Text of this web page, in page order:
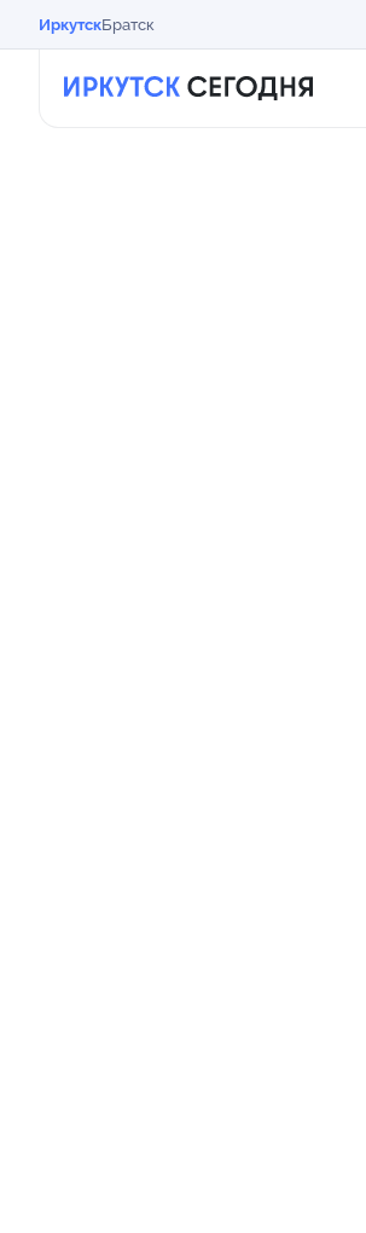
ИркутскБратск